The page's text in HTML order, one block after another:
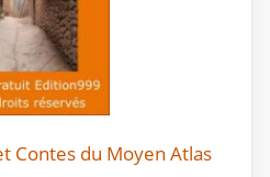
Contes du Moyen Atlas